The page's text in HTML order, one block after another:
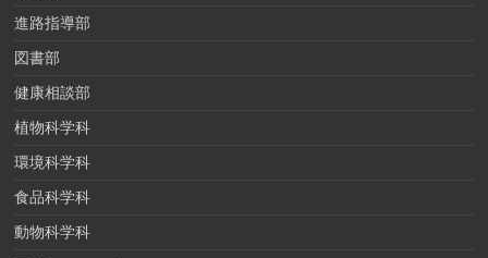
進路指導部
図書部
健康相談部
植物科学科
環境科学科
食品科学科
動物科学科